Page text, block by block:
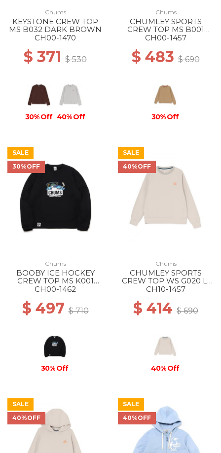
Chums
KEYSTONE CREW TOP
MS B032 DARK BROWN
CH00-1470
$ 371 $ 530
30% Off 40% Off
Chums
CHUMLEY SPORTS
CREW TOP MS B001
BEIGE
CH00-1457
$ 483 $ 690
30% Off
SALE
30%OFF
Chums
BOOBY ICE HOCKEY
CREW TOP MS K001
BLACK
CH00-1462
$ 497$ 710
30% Off
SALE
40%OFF
Chums
CHUMLEY SPORTS
CREW TOP WS G020 Lt
Gray
CH10-1457
$ 414 $ 690
40% Off
SALE
40%OFF
SALE
40%OFF